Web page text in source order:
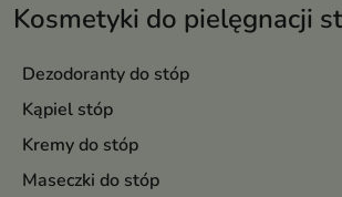
Kosmetyki do pielęgnacji
Dezodoranty do stóp
Kąpiel stóp
Kremy do stóp
Maseczki do stóp